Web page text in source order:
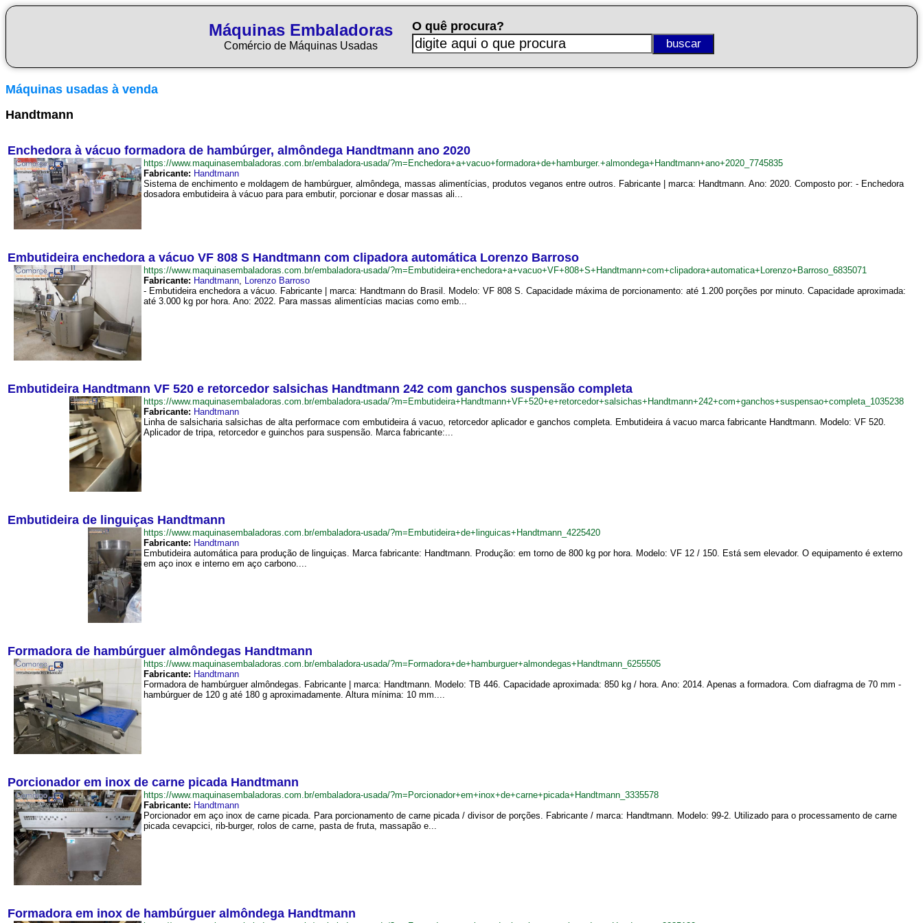
Máquinas Embaladoras
Comércio de Máquinas Usadas
O quê procura?
Máquinas usadas à venda
Handtmann
Enchedora à vácuo formadora de hambúrger, almôndega Handtmann ano 2020
https://www.maquinasembaladoras.com.br/embaladora-usada/?m=Enchedora+a+vacuo+formadora+de+hamburger.+almondega+Handtmann+ano+2020_7745835
Fabricante: Handtmann
Sistema de enchimento e moldagem de hambúrguer, almôndega, massas alimentícias, produtos veganos entre outros. Fabricante | marca: Handtmann. Ano: 2020. Composto por: - Enchedora
dosadora embutideira à vácuo para para embutir, porcionar e dosar massas ali...
Embutideira enchedora a vácuo VF 808 S Handtmann com clipadora automática Lorenzo Barroso
https://www.maquinasembaladoras.com.br/embaladora-usada/?m=Embutideira+enchedora+a+vacuo+VF+808+S+Handtmann+com+clipadora+automatica+Lorenzo+Barroso_6835071
Fabricante: Handtmann, Lorenzo Barroso
- Embutideira enchedora a vácuo. Fabricante | marca: Handtmann do Brasil. Modelo: VF 808 S. Capacidade máxima de porcionamento: até 1.200 porções por minuto. Capacidade aproximada:
até 3.000 kg por hora. Ano: 2022. Para massas alimentícias macias como emb...
Embutideira Handtmann VF 520 e retorcedor salsichas Handtmann 242 com ganchos suspensão completa
https://www.maquinasembaladoras.com.br/embaladora-usada/?m=Embutideira+Handtmann+VF+520+e+retorcedor+salsichas+Handtmann+242+com+ganchos+suspensao+completa_1035238
Fabricante: Handtmann
Linha de salsicharia salsichas de alta performace com embutideira á vacuo, retorcedor aplicador e ganchos completa. Embutideira á vacuo marca fabricante Handtmann. Modelo: VF 520.
Aplicador de tripa, retorcedor e guinchos para suspensão. Marca fabricante:...
Embutideira de linguiças Handtmann
https://www.maquinasembaladoras.com.br/embaladora-usada/?m=Embutideira+de+linguicas+Handtmann_4225420
Fabricante: Handtmann
Embutideira automática para produção de linguiças. Marca fabricante: Handtmann. Produção: em torno de 800 kg por hora. Modelo: VF 12 / 150. Está sem elevador. O equipamento é externo
em aço inox e interno em aço carbono....
Formadora de hambúrguer almôndegas Handtmann
https://www.maquinasembaladoras.com.br/embaladora-usada/?m=Formadora+de+hamburguer+almondegas+Handtmann_6255505
Fabricante: Handtmann
Formadora de hambúrguer almôndegas. Fabricante | marca: Handtmann. Modelo: TB 446. Capacidade aproximada: 850 kg / hora. Ano: 2014. Apenas a formadora. Com diafragma de 70 mm -
hambúrguer de 120 g até 180 g aproximadamente. Altura mínima: 10 mm....
Porcionador em inox de carne picada Handtmann
https://www.maquinasembaladoras.com.br/embaladora-usada/?m=Porcionador+em+inox+de+carne+picada+Handtmann_3335578
Fabricante: Handtmann
Porcionador em aço inox de carne picada. Para porcionamento de carne picada / divisor de porções. Fabricante / marca: Handtmann. Modelo: 99-2. Utilizado para o processamento de carne
picada cevapcici, rib-burger, rolos de carne, pasta de fruta, massapão e...
Formadora em inox de hambúrguer almôndega Handtmann